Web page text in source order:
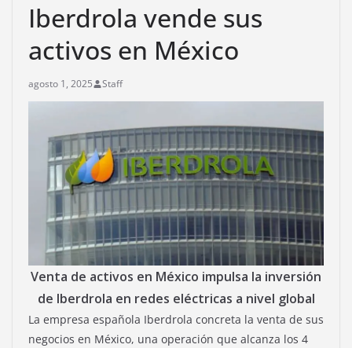
Iberdrola vende sus
activos en México
agosto 1, 2025 Staff
Venta de activos en México impulsa la inversión
de Iberdrola en redes eléctricas a nivel global
La empresa española Iberdrola concreta la venta de sus
negocios en México, una operación que alcanza los 4